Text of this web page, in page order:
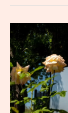
revela
los
productos
más
buscados
por
los